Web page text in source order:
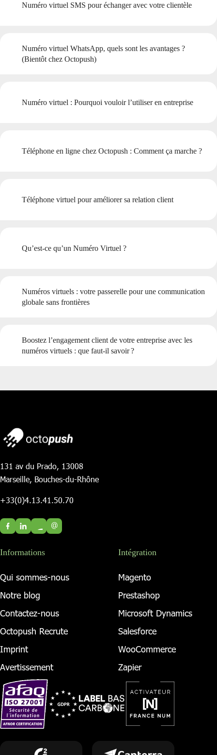
Numéro virtuel SMS pour échanger avec votre clientèle
Numéro virtuel WhatsApp, quels sont les avantages ?
(Bientôt chez Octopush)
Numéro virtuel : Pourquoi vouloir l’utiliser en entreprise
Téléphone en ligne chez Octopush : Comment ça marche ?
Téléphone virtuel pour améliorer sa relation client
Qu’est-ce qu’un Numéro Virtuel ?
Numéros virtuels : votre passerelle pour une communication
globale sans frontières
Boostez l’engagement client de votre entreprise avec les
numéros virtuels : que faut-il savoir ?
131 av du Prado, 13008
Marseille, Bouches-du-Rhône
+33(0)4.13.41.50.70
@
Informations
Qui sommes-nous
Notre blog
Contactez-nous
Octopush Recrute
Imprint
Avertissement
Intégration
Magento
Prestashop
Microsoft Dynamics
Salesforce
WooCommerce
Zapier